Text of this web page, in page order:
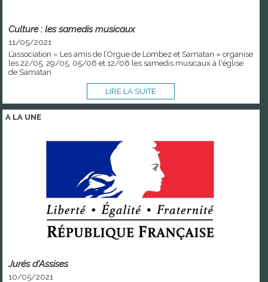
Culture : les samedis musicaux
11/05/2021
L’association « Les amis de l’Orgue de Lombez et Samatan » organise
les 22/05, 29/05, 05/06 et 12/06 les samedis musicaux à l'église
de Samatan
LIRE LA SUITE
A LA UNE
Jurés d'Assises
10/05/2021